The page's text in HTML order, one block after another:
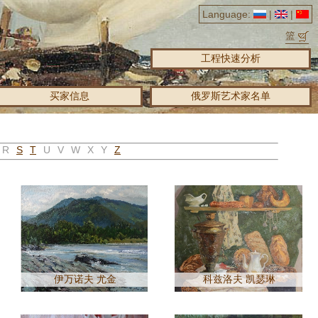
Language: |
|
篮
工程快速分析
买家信息 俄罗斯艺术家名单
R S T U V W X Y Z
伊万诺夫 尤金 科兹洛夫 凯瑟琳